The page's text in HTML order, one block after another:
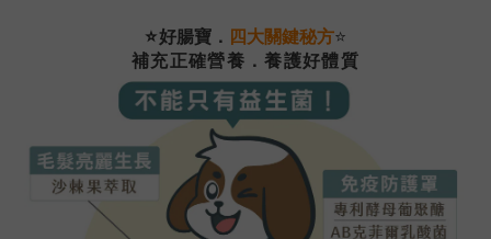
⭐好腸寶． 四大關鍵秘方⭐
補充正確營養．養護好體質